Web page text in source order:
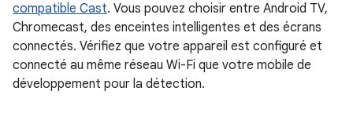
compatible Cast. Vous pouvez choisir entre Android TV,
Chromecast, des enceintes intelligentes et des écrans
connectés. Vérifiez que votre appareil est configuré et
connecté au même réseau Wi-Fi que votre mobile de
développement pour la détection.